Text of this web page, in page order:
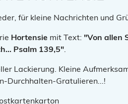
für kleine Nachrichten und
Hortensie mit Text: "Von allen
Psalm 139,5".
Lackierung. Kleine
Durchhalten-Gratulieren...!